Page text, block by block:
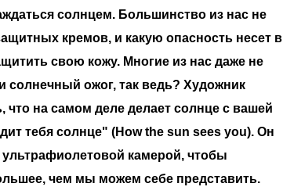
солнцем. Большинство из нас не
кремов, и какую опасность несет в
свою кожу. Многие из нас даже не
ожог, так ведь? Художник
что на самом деле делает солнце с вашей
тебя солнце" (How the sun sees you). Он
камерой, чтобы
чем мы можем себе представить.